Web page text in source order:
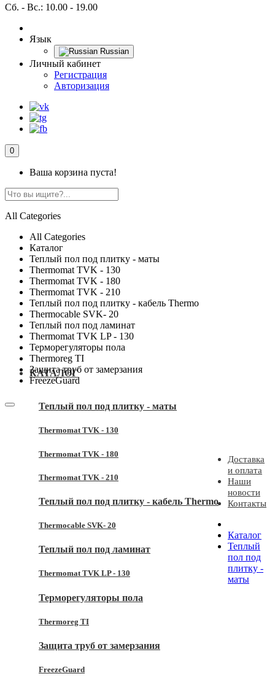
Сб. - Вс.: 10.00 - 19.00
Язык
Russian
Личный кабинет
Регистрация
Авторизация
0
Ваша корзина пуста!
All Categories
All Categories
Каталог
Теплый пол под плитку - маты
Thermomat TVK - 130
Thermomat TVK - 180
Thermomat TVK - 210
Теплый пол под плитку - кабель Thermo
Thermocable SVK- 20
Теплый пол под ламинат
Thermomat TVK LP - 130
Терморегуляторы пола
Thermoreg TI
Защита труб от замерзания
FreezeGuard
КАТАЛОГ
Теплый пол под плитку - маты
Thermomat TVK - 130
Thermomat TVK - 180
Thermomat TVK - 210
Теплый пол под плитку - кабель Thermo
Thermocable SVK- 20
Теплый пол под ламинат
Thermomat TVK LP - 130
Терморегуляторы пола
Thermoreg TI
Защита труб от замерзания
FreezeGuard
Доставка
и оплата
Наши
новости
Контакты
Каталог
Теплый
пол под
плитку -
маты